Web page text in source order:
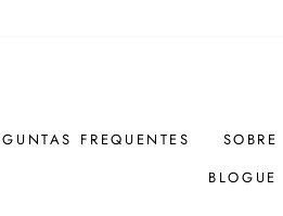
FREQUENTES
BLOGUE